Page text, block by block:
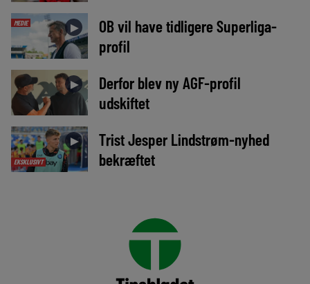
MEDIE ►
OB vil have tidligere Superliga-
profil
►
Derfor blev ny AGF-profil
udskiftet
EKSKLUSIVT
►
Trist Jesper Lindstrøm-nyhed
bekræftet